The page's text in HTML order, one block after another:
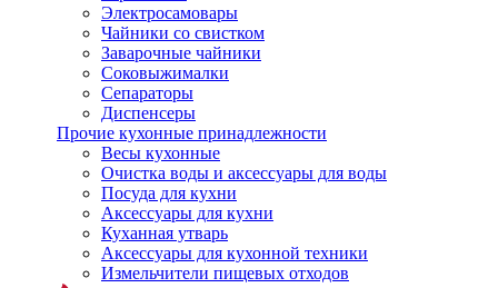
Электросамовары
Чайники со свистком
Заварочные чайники
Соковыжималки
Сепараторы
Диспенсеры
Прочие кухонные принадлежности
Весы кухонные
Очистка воды и аксессуары для воды
Посуда для кухни
Аксессуары для кухни
Куханная утварь
Аксессуары для кухонной техники
Измельчители пищевых отходов